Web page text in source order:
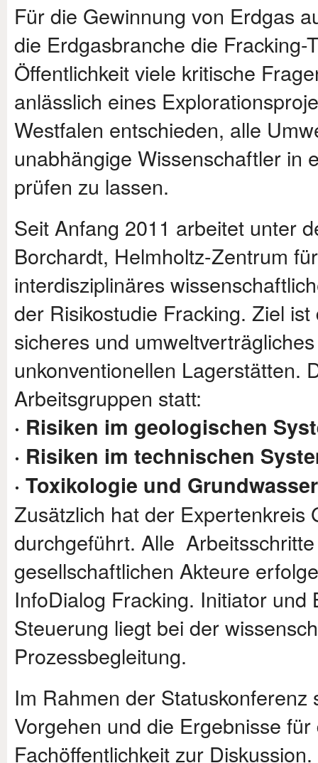
Für die Gewinnung von Erdgas
die Erdgasbranche die
Öffentlichkeit viele kritische
anlässlich eines
Westfalen entschieden, alle
unabhängige Wissenschaftler in
prüfen zu lassen.
Seit Anfang 2011 arbeitet unter
Borchardt, Helmholtz-Zentrum
interdisziplinäres
der Risikostudie Fracking. Ziel
sicheres und
unkonventionellen Lagerstätten.
Arbeitsgruppen statt:
· Risiken im geologischen
· Risiken im technischen
· Toxikologie und
Zusätzlich hat der Expertenkreis
durchgeführt. Alle
gesellschaftlichen Akteure
InfoDialog Fracking. Initiator
Steuerung liegt bei der
Prozessbegleitung.
Im Rahmen der
Vorgehen und die Ergebnisse
Fachöffentlichkeit zur